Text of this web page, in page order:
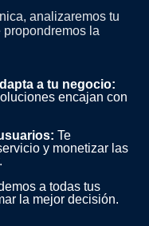
analizaremos tu
propondremos la
a tu negocio:
encajan con
Te
y monetizar las
a todas tus
la mejor decisión.